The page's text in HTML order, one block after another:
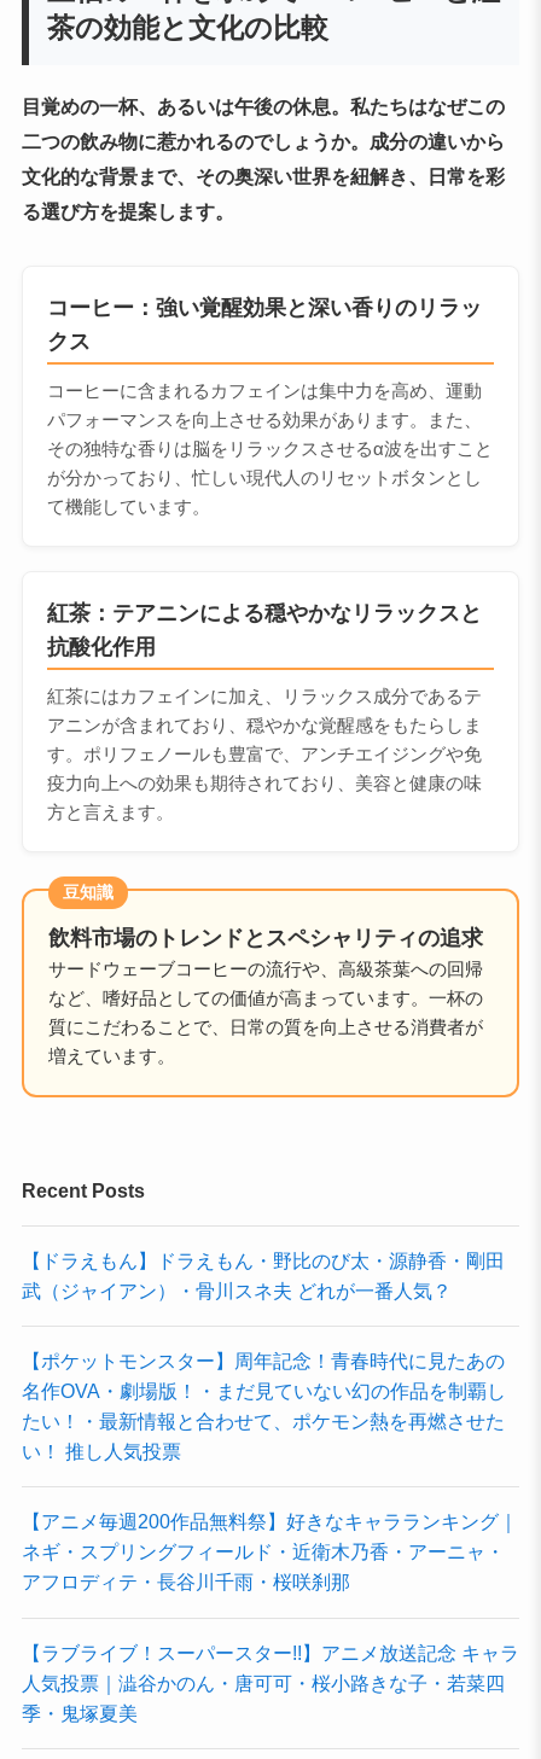
茶の効能と文化の比較
目覚めの一杯、あるいは午後の休息。私たちはなぜこの
二つの飲み物に惹かれるのでしょうか。成分の違いから
文化的な背景まで、その奥深い世界を紐解き、日常を彩
る選び方を提案します。
コーヒー：強い覚醒効果と深い香りのリラッ
クス
コーヒーに含まれるカフェインは集中力を高め、運動
パフォーマンスを向上させる効果があります。また、
その独特な香りは脳をリラックスさせるα波を出すこと
が分かっており、忙しい現代人のリセットボタンとし
て機能しています。
紅茶：テアニンによる穏やかなリラックスと
抗酸化作用
紅茶にはカフェインに加え、リラックス成分であるテ
アニンが含まれており、穏やかな覚醒感をもたらしま
す。ポリフェノールも豊富で、アンチエイジングや免
疫力向上への効果も期待されており、美容と健康の味
方と言えます。
豆知識
飲料市場のトレンドとスペシャリティの追求
サードウェーブコーヒーの流行や、高級茶葉への回帰
など、嗜好品としての価値が高まっています。一杯の
質にこだわることで、日常の質を向上させる消費者が
増えています。
Recent Posts
【ドラえもん】ドラえもん・野比のび太・源静香・剛田
武（ジャイアン）・骨川スネ夫 どれが一番人気？
【ポケットモンスター】周年記念！青春時代に見たあの
名作OVA・劇場版！・まだ見ていない幻の作品を制覇し
たい！・最新情報と合わせて、ポケモン熱を再燃させた
い！ 推し人気投票
【アニメ毎週200作品無料祭】好きなキャラランキング｜
ネギ・スプリングフィールド・近衛木乃香・アーニャ・
アフロディテ・長谷川千雨・桜咲刹那
【ラブライブ！スーパースター!!】アニメ放送記念 キャラ
人気投票｜澁谷かのん・唐可可・桜小路きな子・若菜四
季・鬼塚夏美